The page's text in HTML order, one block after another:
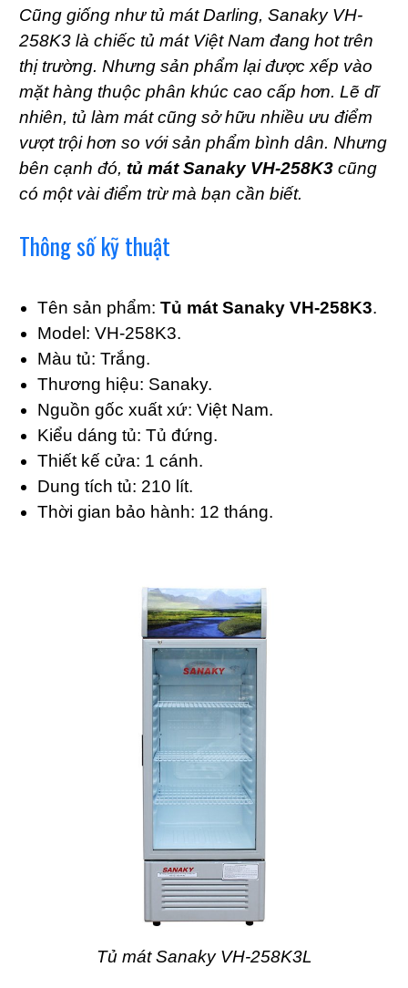
Cũng giống như tủ mát Darling, Sanaky VH-
258K3 là chiếc tủ mát Việt Nam đang hot trên
thị trường. Nhưng sản phẩm lại được xếp vào
mặt hàng thuộc phân khúc cao cấp hơn. Lẽ dĩ
nhiên, tủ làm mát cũng sở hữu nhiều ưu điểm
vượt trội hơn so với sản phẩm bình dân. Nhưng
bên cạnh đó, tủ mát Sanaky VH-258K3 cũng
có một vài điểm trừ mà bạn cần biết.
Thông số kỹ thuật
Tên sản phẩm: Tủ mát Sanaky VH-258K3.
Model: VH-258K3.
Màu tủ: Trắng.
Thương hiệu: Sanaky.
Nguồn gốc xuất xứ: Việt Nam.
Kiểu dáng tủ: Tủ đứng.
Thiết kế cửa: 1 cánh.
Dung tích tủ: 210 lít.
Thời gian bảo hành: 12 tháng.
Tủ mát Sanaky VH-258K3L